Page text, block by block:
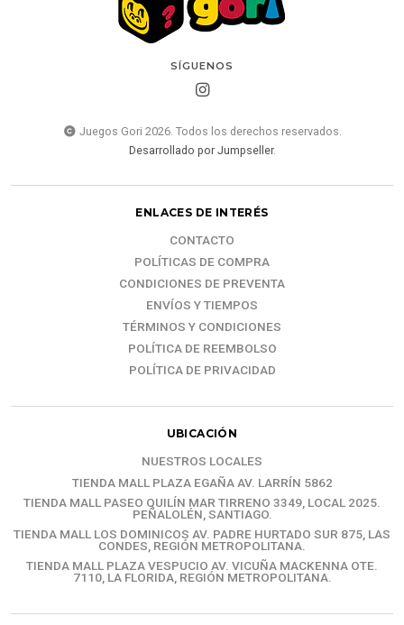
SÍGUENOS
Juegos Gori 2026. Todos los derechos reservados.
Desarrollado por Jumpseller.
ENLACES DE INTERÉS
CONTACTO
POLÍTICAS DE COMPRA
CONDICIONES DE PREVENTA
ENVÍOS Y TIEMPOS
TÉRMINOS Y CONDICIONES
POLÍTICA DE REEMBOLSO
POLÍTICA DE PRIVACIDAD
UBICACIÓN
NUESTROS LOCALES
TIENDA MALL PLAZA EGAÑA AV. LARRÍN 5862
TIENDA MALL PASEO QUILÍN MAR TIRRENO 3349, LOCAL 2025.
PEÑALOLÉN, SANTIAGO.
TIENDA MALL LOS DOMINICOS AV. PADRE HURTADO SUR 875, LAS
CONDES, REGIÓN METROPOLITANA.
TIENDA MALL PLAZA VESPUCIO AV. VICUÑA MACKENNA OTE.
7110, LA FLORIDA, REGIÓN METROPOLITANA.